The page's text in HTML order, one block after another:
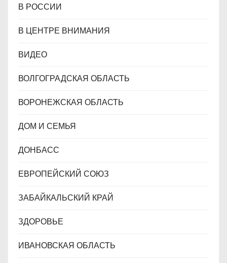
В РОССИИ
В ЦЕНТРЕ ВНИМАНИЯ
ВИДЕО
ВОЛГОГРАДСКАЯ ОБЛАСТЬ
ВОРОНЕЖСКАЯ ОБЛАСТЬ
ДОМ И СЕМЬЯ
ДОНБАСС
ЕВРОПЕЙСКИЙ СОЮЗ
ЗАБАЙКАЛЬСКИЙ КРАЙ
ЗДОРОВЬЕ
ИВАНОВСКАЯ ОБЛАСТЬ